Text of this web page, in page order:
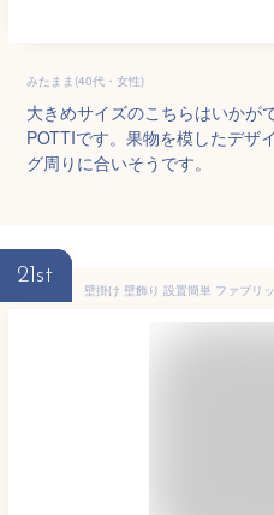
みたまま(40代・女性)
大きめサイズのこちらはいかが
POTTIです。果物を模したデザ
グ周りに合いそうです。
21st